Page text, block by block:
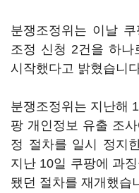
분쟁조정위는 이날
조정 신청 2건을 하나
시작했다고 밝혔습니
분쟁조정위는 지난해
팡 개인정보 유출 조
정 절차를 일시 정지
지난 10일 쿠팡에 과
됐던 절차를 재개했습